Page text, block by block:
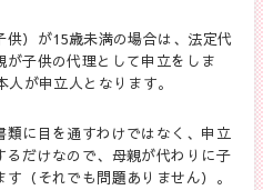
供）が15歳未満の場合は、法定代
子供の代理として申立をしま
が申立人となります。
に目を通すわけではなく、申立
だけなので、母親が代わりに子
（それでも問題ありません）。